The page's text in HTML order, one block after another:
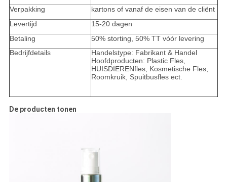
Verpakking
kartons of vanaf de eisen van de cliënt
Levertijd
15-20 dagen
Betaling
50% storting, 50% TT vóór levering
Bedrijfdetails
Handelstype: Fabrikant & Handel
Hoofdproducten: Plastic Fles,
HUISDIERENfles, Kosmetische Fles,
Roomkruik, Spuitbusfles ect.
De producten tonen